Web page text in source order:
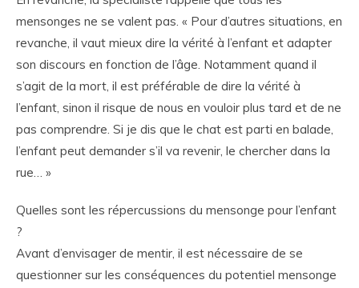
mensonges ne se valent pas. « Pour d’autres situations, en
revanche, il vaut mieux dire la vérité à l’enfant et adapter
son discours en fonction de l’âge. Notamment quand il
s’agit de la mort, il est préférable de dire la vérité à
l’enfant, sinon il risque de nous en vouloir plus tard et de ne
pas comprendre. Si je dis que le chat est parti en balade,
l’enfant peut demander s’il va revenir, le chercher dans la
rue… »
Quelles sont les répercussions du mensonge pour l’enfant
?
Avant d’envisager de mentir, il est nécessaire de se
questionner sur les conséquences du potentiel mensonge